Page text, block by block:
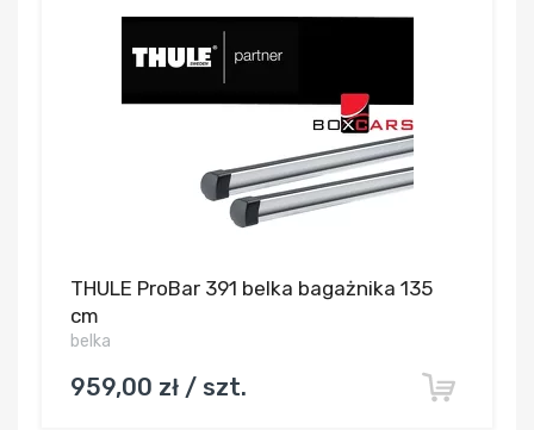
THULE ProBar 391 belka bagażnika 135
cm
belka
959,00 zł / szt.